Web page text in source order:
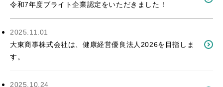
令和7年度ブライト企業認定をいただきました！
2025.11.01
大東商事株式会社は、健康経営優良法人2026を目指しま
す。
2025.10.24